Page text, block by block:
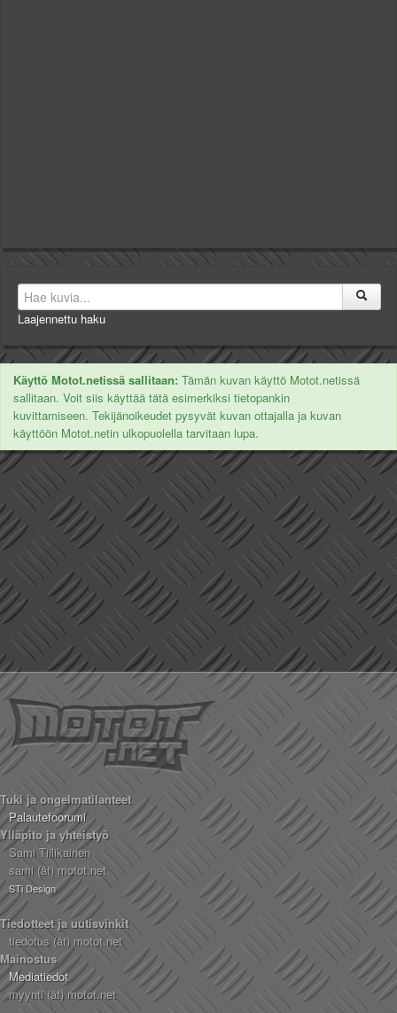
Laajennettu haku
Käyttö Motot.netissä sallitaan: Tämän kuvan käyttö Motot.netissä
sallitaan. Voit siis käyttää tätä esimerkiksi tietopankin
kuvittamiseen. Tekijänoikeudet pysyvät kuvan ottajalla ja kuvan
käyttöön Motot.netin ulkopuolella tarvitaan lupa.
Tuki ja ongelmatilanteet
Palautefoorumi
Ylläpito ja yhteistyö
Sami Tiilikainen
sami (ät) motot.net
STi Design
Tiedotteet ja uutisvinkit
tiedotus (ät) motot.net
Mainostus
Mediatiedot
myynti (ät) motot.net